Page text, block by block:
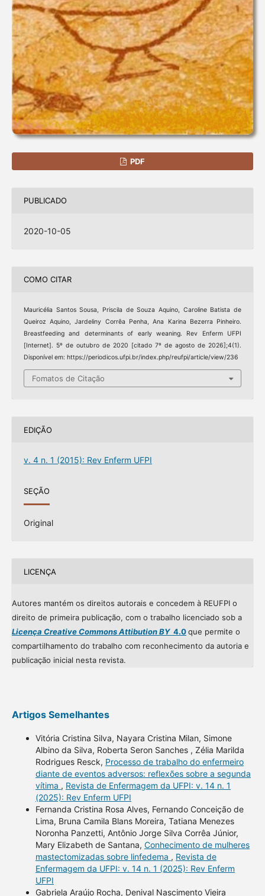
PDF
PUBLICADO
2020-10-05
COMO CITAR
Mauricélia Santos Sousa, Priscila de Souza Aquino, Caroline Batista de
Queiroz Aquino, Jardeliny Corrêa Penha, Ana Karina Bezerra Pinheiro.
Breastfeeding and determinants of early weaning. Rev Enferm UFPI
[Internet]. 5º de outubro de 2020 [citado 7º de agosto de 2026];4(1).
Disponível em: https://periodicos.ufpi.br/index.php/reufpi/article/view/236
Fomatos de Citação
EDIÇÃO
v. 4 n. 1 (2015): Rev Enferm UFPI
SEÇÃO
Original
LICENÇA
Autores mantém os direitos autorais e concedem à REUFPI o
direito de primeira publicação, com o trabalho licenciado sob a
Licença Creative Commons Attibution BY4.0que permite o
compartilhamento do trabalho com reconhecimento da autoria e
publicação inicial nesta revista.
Artigos Semelhantes
Vitória Cristina Silva, Nayara Cristina Milan, Simone
Albino da Silva, Roberta Seron Sanches , Zélia Marilda
Rodrigues Resck, Processo de trabalho do enfermeiro
diante de eventos adversos: reflexões sobre a segunda
vítima , Revista de Enfermagem da UFPI: v. 14 n. 1
(2025): Rev Enferm UFPI
Fernanda Cristina Rosa Alves, Fernando Conceição de
Lima, Bruna Camila Blans Moreira, Tatiana Menezes
Noronha Panzetti, Antônio Jorge Silva Corrêa Júnior,
Mary Elizabeth de Santana, Conhecimento de mulheres
mastectomizadas sobre linfedema , Revista de
Enfermagem da UFPI: v. 14 n. 1 (2025): Rev Enferm
UFPI
Gabriela Araújo Rocha, Denival Nascimento Vieira